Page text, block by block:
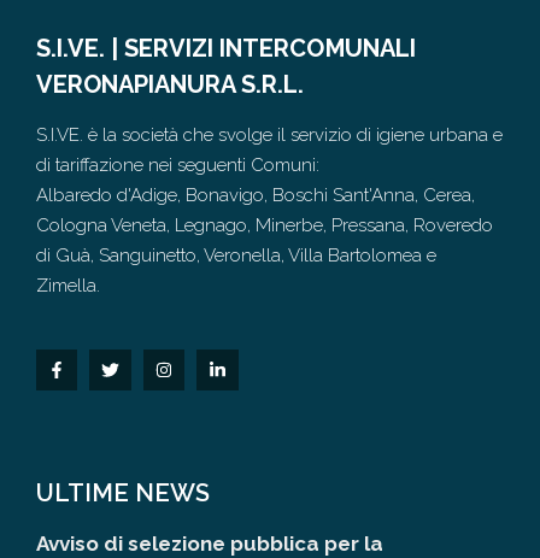
S.I.VE. | SERVIZI INTERCOMUNALI
VERONAPIANURA S.R.L.
S.I.VE. è la società che svolge il servizio di igiene urbana e
di tariffazione nei seguenti Comuni:
Albaredo d'Adige, Bonavigo, Boschi Sant'Anna, Cerea,
Cologna Veneta, Legnago, Minerbe, Pressana, Roveredo
di Guà, Sanguinetto, Veronella, Villa Bartolomea e
Zimella.
ULTIME NEWS
Avviso di selezione pubblica per la